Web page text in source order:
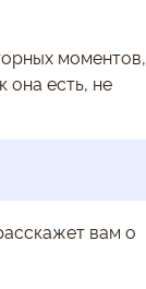
моментов,
она есть, не
вам о